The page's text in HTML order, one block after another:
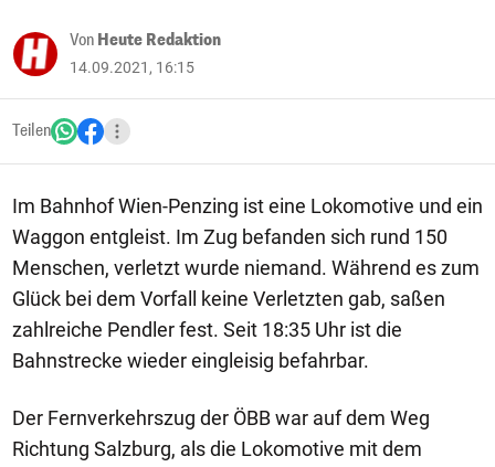
Von Heute Redaktion
14.09.2021, 16:15
Teilen
Im Bahnhof Wien-Penzing ist eine Lokomotive und ein
Waggon entgleist. Im Zug befanden sich rund 150
Menschen, verletzt wurde niemand. Während es zum
Glück bei dem Vorfall keine Verletzten gab, saßen
zahlreiche Pendler fest. Seit 18:35 Uhr ist die
Bahnstrecke wieder eingleisig befahrbar.
Der Fernverkehrszug der ÖBB war auf dem Weg
Richtung Salzburg, als die Lokomotive mit dem